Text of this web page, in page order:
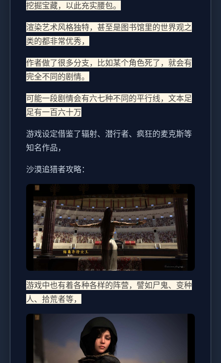
挖掘宝藏，以此充实腰包。
渲染艺术风格独特，甚至是图书馆里的世界观之
类的都非常优秀，
作者做了很多分支，比如某个角色死了，就会有
完全不同的剧情。
可能一段剧情会有六七种不同的平行线，文本足
足有一百六十万
游戏设定借鉴了辐射、潜行者、疯狂的麦克斯等
知名作品，
沙漠追猎者攻略：
游戏中也有着各种各样的阵营，譬如尸鬼、变种
人、拾荒者等，